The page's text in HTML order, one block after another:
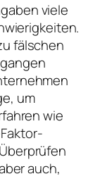
viele
fälschen
um
wie
auch,